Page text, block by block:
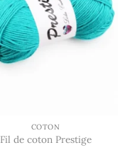
options
peuvent
être
produit
COTON
Fil de coton Prestige